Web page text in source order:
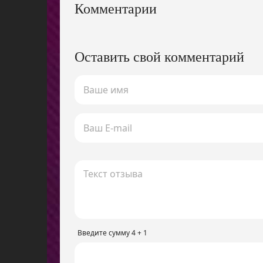
Комментарии
Оставить свой комментарий
Введите сумму 4 + 1